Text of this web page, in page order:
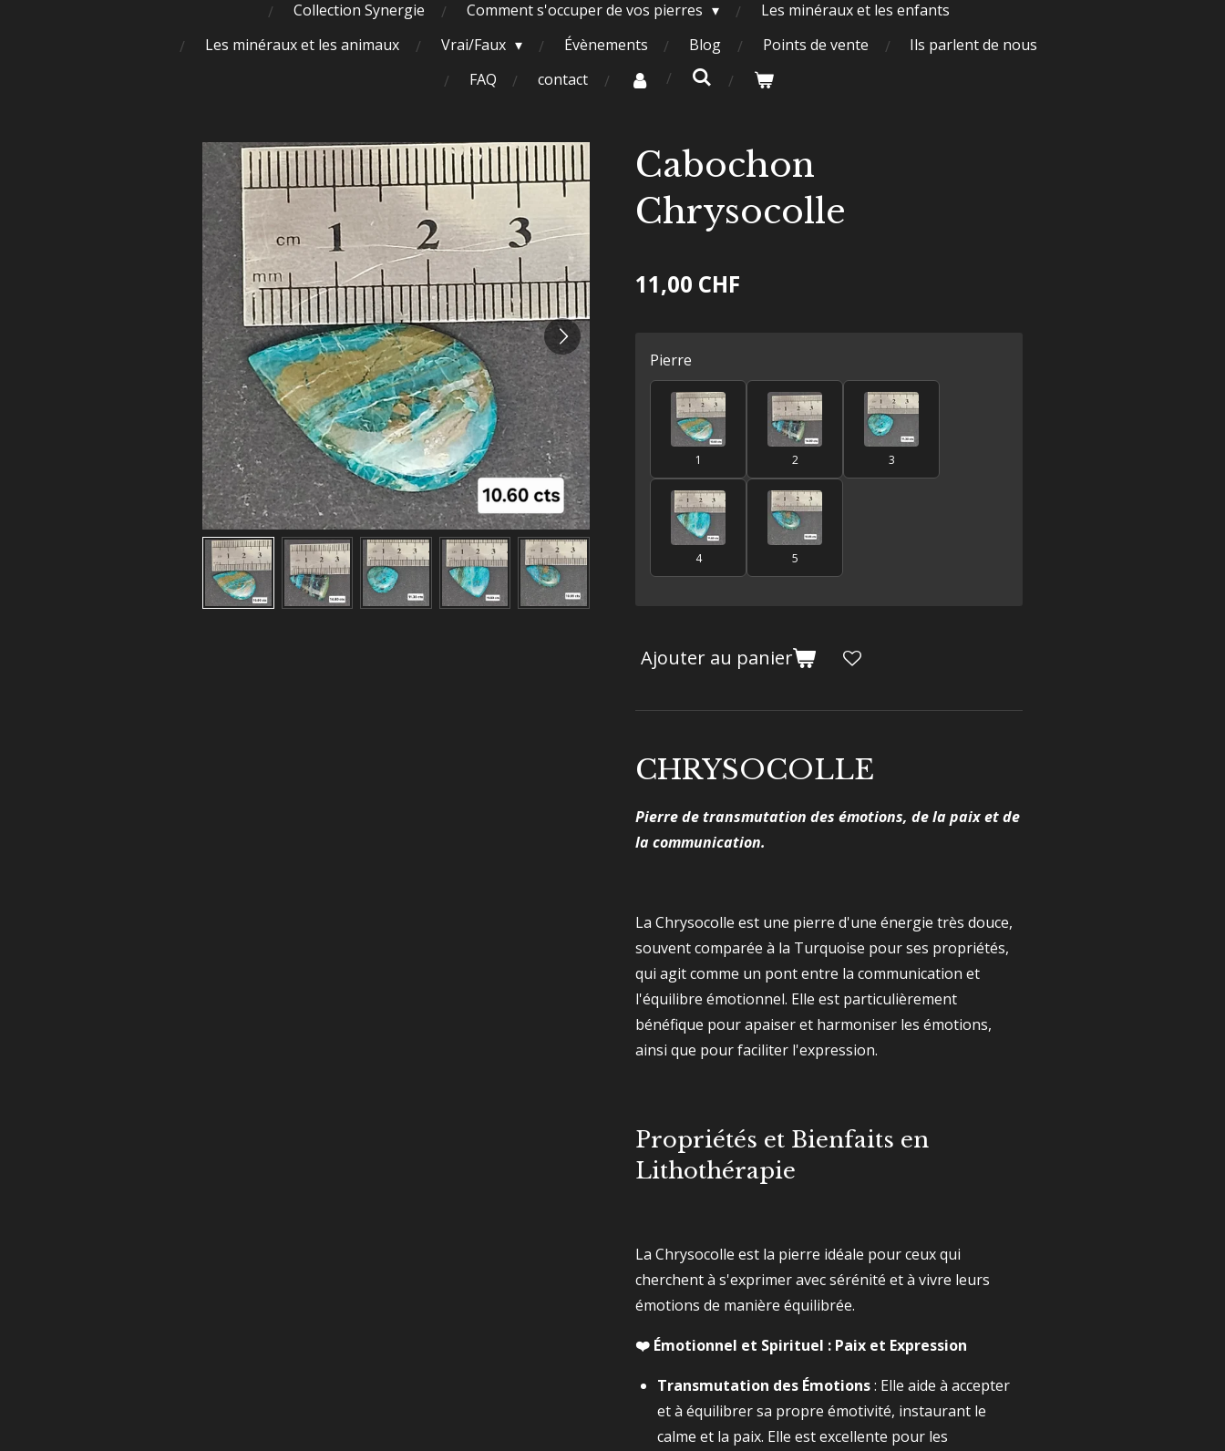
Collection Synergie
Comment s'occuper de vos pierres
Les minéraux et les enfants
Les minéraux et les animaux
Vrai/Faux Évènements Blog Points de vente
Ils parlent de nous
FAQ
contact
Cabochon
Chrysocolle
11,00 CHF
Pierre
1 2 3
4 5
Ajouter au panier
CHRYSOCOLLE
Pierre de transmutation des émotions, de la paix et de
la communication.
La Chrysocolle est une pierre d'une énergie très douce,
souvent comparée à la Turquoise pour ses propriétés,
qui agit comme un pont entre la communication et
l'équilibre émotionnel. Elle est particulièrement
bénéfique pour apaiser et harmoniser les émotions,
ainsi que pour faciliter l'expression.
Propriétés et Bienfaits en
Lithothérapie
La Chrysocolle est la pierre idéale pour ceux qui
cherchent à s'exprimer avec sérénité et à vivre leurs
émotions de manière équilibrée.
❤️ Émotionnel et Spirituel : Paix et Expression
Transmutation des Émotions: Elle aide à accepter
et à équilibrer sa propre émotivité, instaurant le
calme et la paix. Elle est excellente pour les